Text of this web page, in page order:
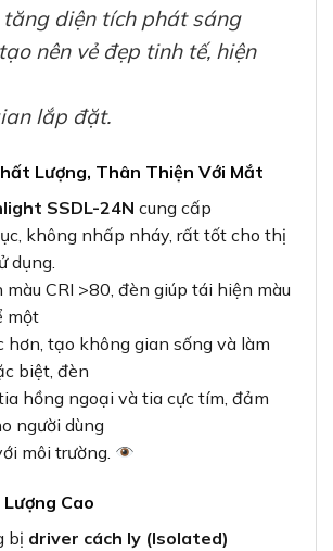
tăng diện tích phát sáng
nên vẻ đẹp tinh tế, hiện
lắp đặt.
Lượng, Thân Thiện Với Mắt
SSDL-24N cung cấp
không nhấp nháy, rất tốt cho thị
dụng.
CRI >80, đèn giúp tái hiện màu
một
hơn, tạo không gian sống và làm
biệt, đèn
hồng ngoại và tia cực tím, đảm
người dùng
môi trường.
Cao
bị driver cách ly (Isolated)